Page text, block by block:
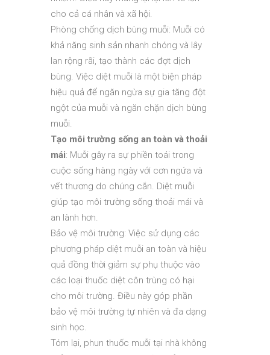
cho cả cá nhân và xã hội.
Phòng chống dịch bùng muỗi: Muỗi có
khả năng sinh sản nhanh chóng và lây
lan rộng rãi, tạo thành các đợt dịch
bùng. Việc diệt muỗi là một biện pháp
hiệu quả để ngăn ngừa sự gia tăng đột
ngột của muỗi và ngăn chặn dịch bùng
muỗi.
Tạo môi trường sống an toàn và thoải
mái: Muỗi gây ra sự phiền toái trong
cuộc sống hàng ngày với cơn ngứa và
vết thương do chúng cắn. Diệt muỗi
giúp tạo môi trường sống thoải mái và
an lành hơn.
Bảo vệ môi trường: Việc sử dụng các
phương pháp diệt muỗi an toàn và hiệu
quả đồng thời giảm sự phụ thuộc vào
các loại thuốc diệt côn trùng có hại
cho môi trường. Điều này góp phần
bảo vệ môi trường tự nhiên và đa dạng
sinh học.
Tóm lại, phun thuốc muỗi tại nhà không